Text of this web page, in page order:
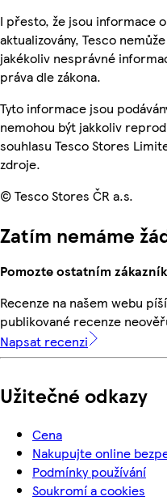
I přesto, že jsou informace
aktualizovány, Tesco
jakékoliv nesprávné
práva dle zákona.
Tyto informace jsou
nemohou být jakkoliv
souhlasu Tesco Stores
zdroje.
© Tesco Stores ČR a.s.
Zatím nemáme
Pomozte ostatním
Recenze na našem webu
publikované recenze
Napsat recenzi
Užitečné odkazy
Cena
Nakupujte online
Podmínky používání
Soukromí a cookies